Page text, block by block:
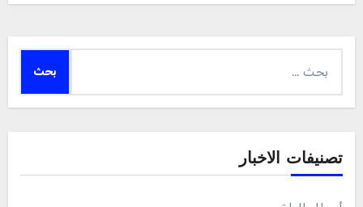
عن:
تصنيفات الاخبار